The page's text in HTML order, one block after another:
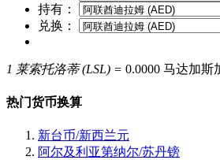
持有：
兑换：
1 莱索托洛蒂 (LSL) = 0.0000 马达加
热门货币换算
新台币/新西兰元
阿尔及利亚第纳尔/苏丹镑